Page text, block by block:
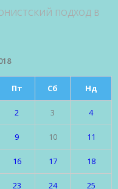
ПОДХОД В
Пт Сб Нд
2 3 4
9 10 11
16 17 18
23 24 25